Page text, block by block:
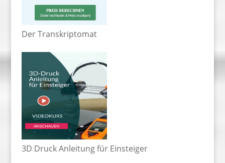
Der Transkriptomat
3D Druck Anleitung für Einsteiger